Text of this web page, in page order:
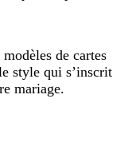
de cartes
style qui s’inscrit
mariage.